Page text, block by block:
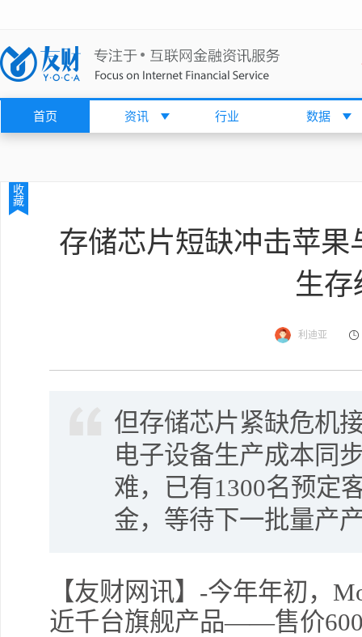
首页 资讯 行业 数据
收
藏
存储芯片短缺冲击苹
生存
利迪亚
但存储芯片紧缺危机
电子设备生产成本同
难，已有1300名预定
金，等待下一批量产
【友财网讯】-今年年初，
近千台旗舰产品——售价